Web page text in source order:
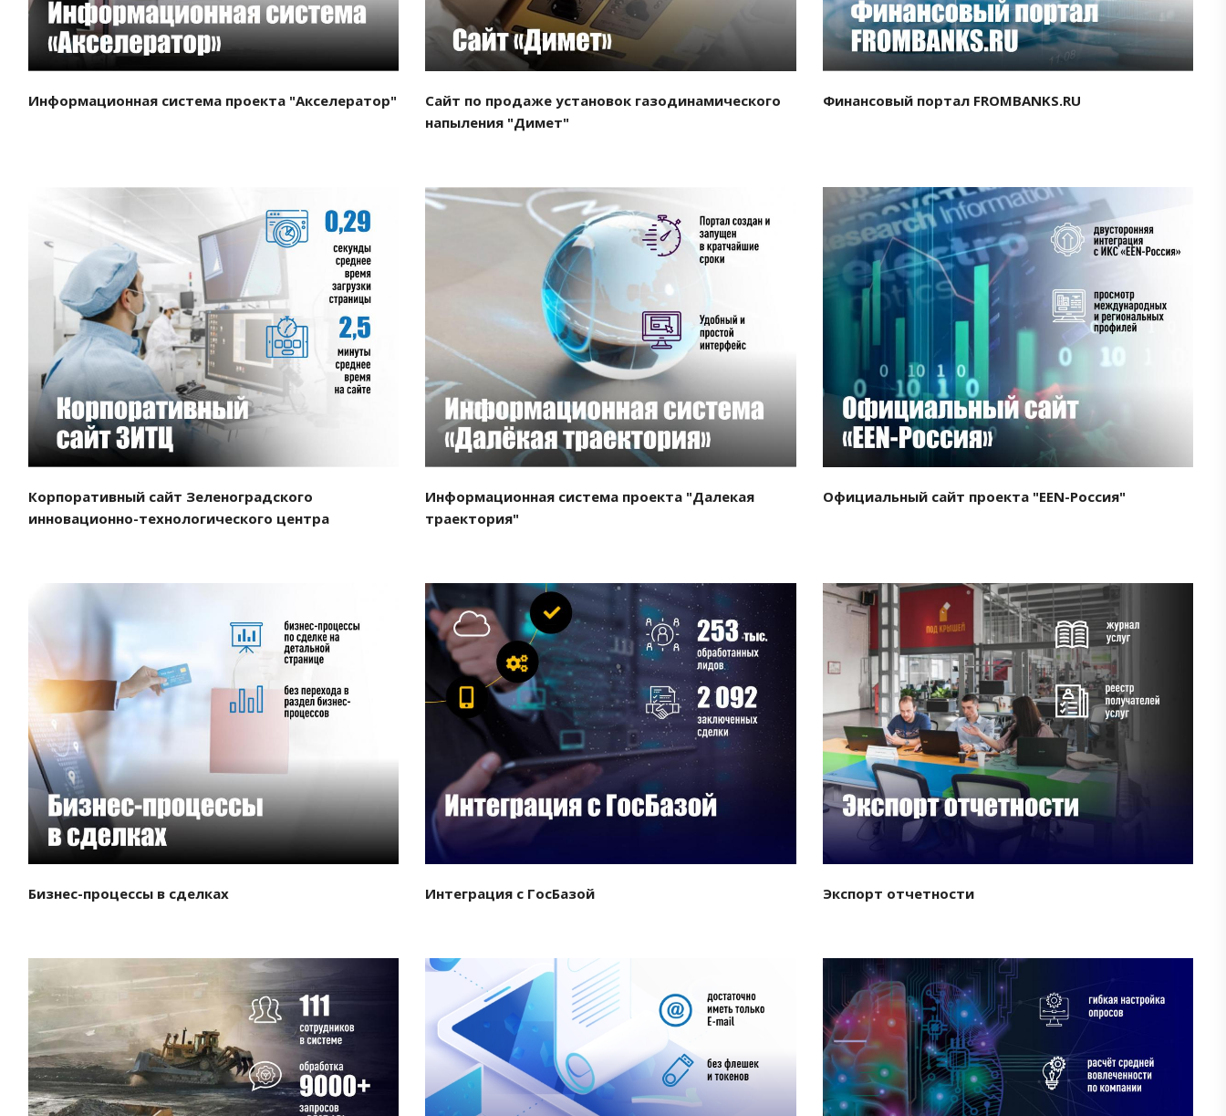
Информационная система проекта "Акселератор"
Сайт по продаже установок газодинамического
напыления "Димет"
Финансовый портал FROMBANKS.RU
Смотреть проект
Корпоративный сайт Зеленоградского
инновационно-технологического центра
Смотреть проект
Информационная система проекта "Далекая
траектория"
Смотреть проект
Официальный сайт проекта "EEN-Россия"
Бизнес-процессы в сделках
Смотреть проект
Интеграция с ГосБазой
Смотреть проект
Экспорт отчетности
Смотреть проект Смотреть проект Смотреть проект